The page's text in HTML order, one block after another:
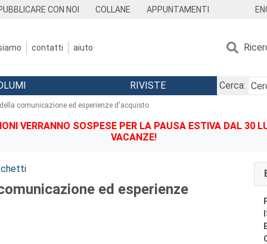
CON NOI COLLANE APPUNTAMENTI
contatti aiuto
RIVISTE Cerca:
comunicazione ed esperienze d'acquisto
VERRANNO SOSPESE PER LA PAUSA ESTIVA DAL 30
VACANZE!
ed esperienze